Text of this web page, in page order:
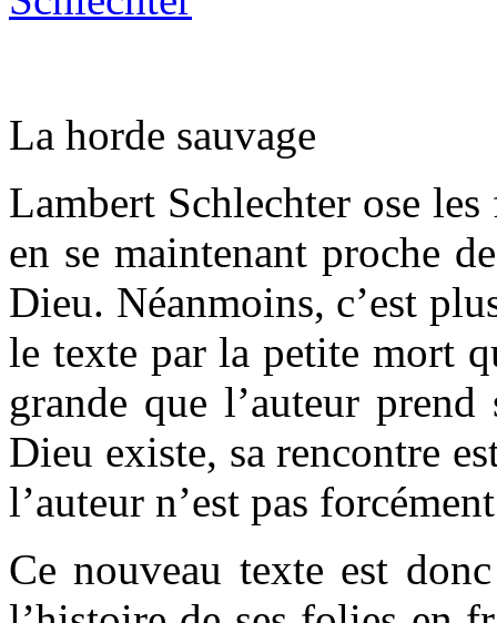
La horde sauvage
Lambert Schlechter ose
en se maintenant proche
Dieu. Néanmoins, c’est
le texte par la petite mort
grande que l’auteur
Dieu existe, sa rencontre
l’auteur n’est pas
Ce nouveau texte est